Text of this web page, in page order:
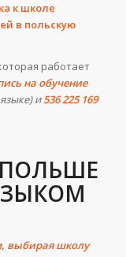
к школе
в польскую
работает
на обучение
и536 225 169
выбирая школу